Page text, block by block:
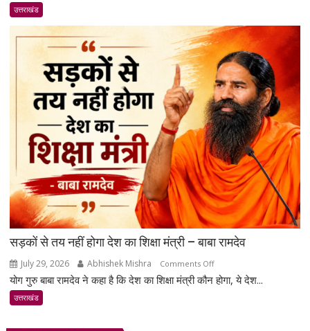
पर
भूस्खलन
से
ट्रैफिक
रुका;
बहाली
का
काम
जारी
उत्तराखंड
सड़कों से तय नहीं होगा देश का शिक्षा मंत्री – बाबा रामदेव
July 29, 2026 Abhishek Mishra Comments Offon
सड़कों
योग गुरु बाबा रामदेव ने कहा है कि देश का शिक्षा मंत्री कौन होगा, ये देश...
उत्तराखंड